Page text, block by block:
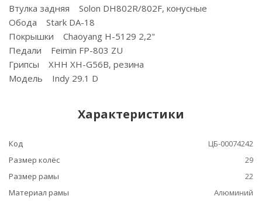
Втулка задняя Solon DH802R/802F, конусные
Обода Stark DA-18
Покрышки Chaoyang H-5129 2,2"
Педали Feimin FP-803 ZU
Грипсы XHH XH-G56B, резина
Модель Indy 29.1 D
Характеристики
Код
ЦБ-00074242
Размер колёс
29
Размер рамы
22
Материал рамы
Алюминий